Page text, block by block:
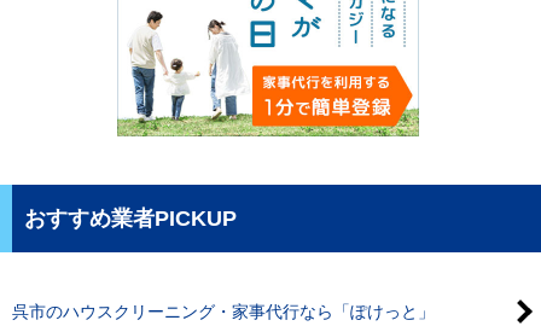
おすすめ業者PICKUP
呉市のハウスクリーニング・家事代行なら「ぽけっと」